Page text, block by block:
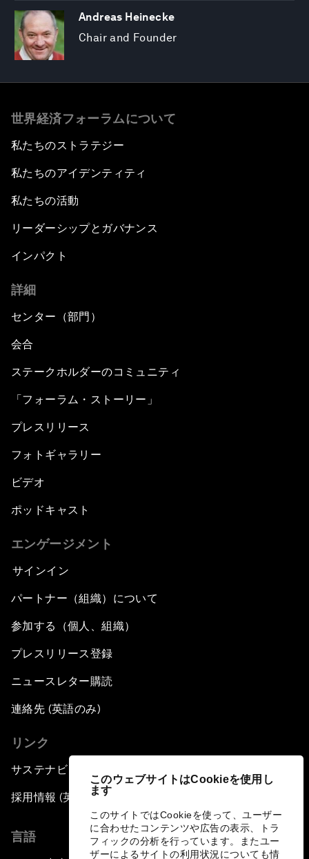
このウェブサイトはCookieを使用し
ます
このサイトではCookieを使って、ユーザー
に合わせたコンテンツや広告の表示、トラ
フィックの分析を行っています。またユー
ザーによるサイトの利用状況についても情
Andreas Heinecke
Chair and Founder
世界経済フォーラムについて
私たちのストラテジー
私たちのアイデンティティ
私たちの活動
リーダーシップとガバナンス
インパクト
詳細
センター（部門）
会合
ステークホルダーのコミュニティ
「フォーラム・ストーリー」
プレスリリース
フォトギャラリー
ビデオ
ポッドキャスト
エンゲージメント
サインイン
パートナー（組織）について
参加する（個人、組織）
プレスリリース登録
ニュースレター購読
連絡先 (英語のみ)
リンク
サステナビリティへの取り組み
採用情報 (英語のみ)
言語